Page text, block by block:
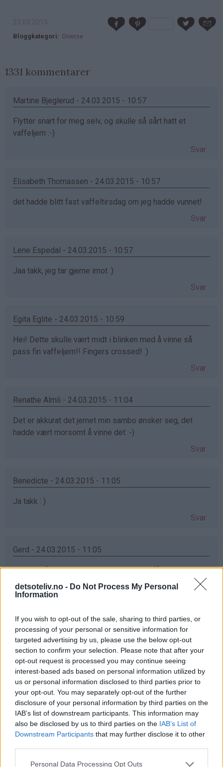
detsoteliv.no - Do Not Process My Personal
Information
If you wish to opt-out of the sale, sharing to third parties, or
processing of your personal or sensitive information for
targeted advertising by us, please use the below opt-out
section to confirm your selection. Please note that after your
opt-out request is processed you may continue seeing
interest-based ads based on personal information utilized by
us or personal information disclosed to third parties prior to
your opt-out. You may separately opt-out of the further
disclosure of your personal information by third parties on the
IAB’s list of downstream participants. This information may
also be disclosed by us to third parties on the IAB’s List of
Downstream Participants that may further disclose it to other
Personal Data Processing Opt Outs
Bloggkategori Diverse
1331 kommentarer
Martine Bjeglerud - 24.03.2015 - 10:57
Flytter snart for meg selv, og skulle så sårt hatt et
vaffeljern :-)
Svar
Elisabeth Thomassen - 24.03.2015 - 10:57
det hadde blitt fast vaffeltirsdag om jeg hadde vunnet!
Svar
Lene Espedal - 24.03.2015 - 10:57
Jaa takk, jeg tar gjerne imot :)
Svar
Egita Eglite - 24.03.2015 - 10:59
Hei! Dette skulle vært midt i blinken med å vinne så
pass fin vaffeljern!! Fingers crossed! :)
Svar
Renathe Almli - 24.03.2015 - 11:04
Det er akkurat det jernet min sambo ønsker seg, det
hadde vært morsomt å vinne det :-)
Svar
Benedicte - 24.03.2015 - 11:05
Ja takk : )
Svar
Gerd - 24.03.2015 - 11:05
elsker vafler,men har enda ikke greid og fått meg ett
vaffeljern som er bra ,det jeg har no koker og ikke
steiker ,men ska kjøp nytt og da ska e prøv dette
Anette - 24.03.2015 - 11:05
Ett nytt vaffeljern hadde ikke vært så ille!☺ Da hadde
jeg endelig sluppet å vente i 5 min før en vaffel var klar!
Mitt nåværende jern er litt slitent for å si det slik ✌
Svar
Anonym - 24.03.2015 - 11:05